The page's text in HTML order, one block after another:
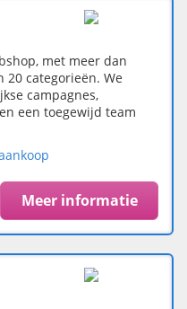
met meer dan
20 categorieën. We
campagnes,
een toegewijd team
Meer informatie